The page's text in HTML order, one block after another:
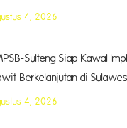
4, 2026
Sulteng Siap Kawal
Berkelanjutan di
4, 2026